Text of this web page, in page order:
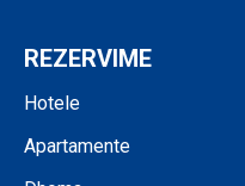
REZERVIME
Hotele
Apartamente